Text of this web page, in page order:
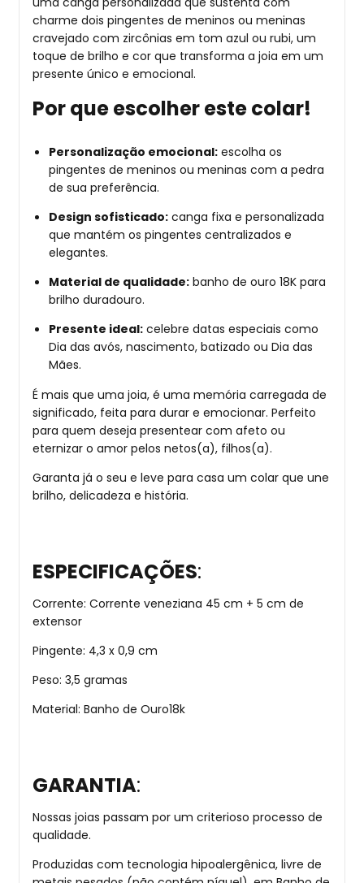
charme dois pingentes de meninos ou meninas
cravejado com zircônias em tom azul ou rubi, um
toque de brilho e cor que transforma a joia em um
presente único e emocional.
Por que escolher este colar!
Personalização emocional: escolha os
pingentes de meninos ou meninas com a pedra
de sua preferência.
Design sofisticado: canga fixa e personalizada
que mantém os pingentes centralizados e
elegantes.
Material de qualidade: banho de ouro 18K para
brilho duradouro.
Presente ideal: celebre datas especiais como
Dia das avós, nascimento, batizado ou Dia das
Mães.
É mais que uma joia, é uma memória carregada de
significado, feita para durar e emocionar. Perfeito
para quem deseja presentear com afeto ou
eternizar o amor pelos netos(a), filhos(a).
Garanta já o seu e leve para casa um colar que une
brilho, delicadeza e história.
ESPECIFICAÇÕES:
Corrente: Corrente veneziana 45 cm + 5 cm de
extensor
Pingente: 4,3 x 0,9 cm
Peso: 3,5 gramas
Material: Banho de Ouro18k
GARANTIA:
Nossas joias passam por um criterioso processo de
qualidade.
Produzidas com tecnologia hipoalergênica, livre de